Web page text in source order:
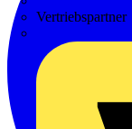
Vertriebspartner
Adalbert